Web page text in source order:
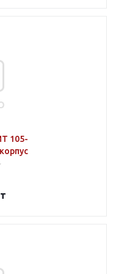
корпус